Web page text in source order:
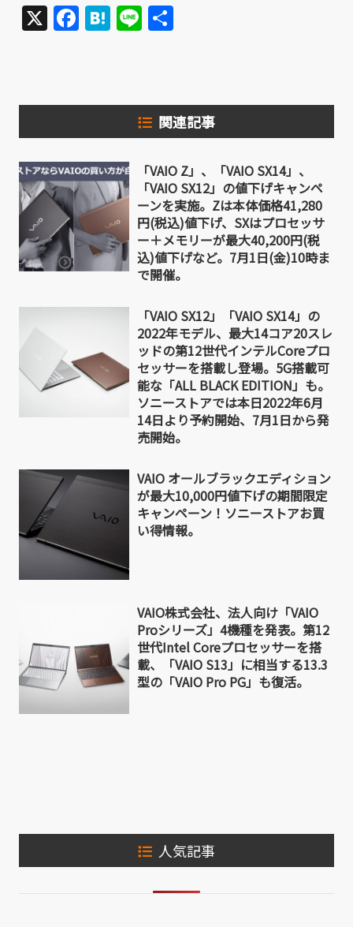
X Facebook
Hatena
Line
関連記事
「VAIO Z」、「VAIO SX14」、
「VAIO SX12」の値下げキャンペ
ーンを実施。Zは本体価格41,280
円(税込)値下げ、SXはプロセッサ
ー＋メモリーが最大40,200円(税
込)値下げなど。7月1日(金)10時ま
で開催。
「VAIO SX12」「VAIO SX14」の
2022年モデル、最大14コア20スレ
ッドの第12世代インテルCoreプロ
セッサーを搭載し登場。5G搭載可
能な「ALL BLACK EDITION」も。
ソニーストアでは本日2022年6月
14日より予約開始、7月1日から発
売開始。
VAIO オールブラックエディション
が最大10,000円値下げの期間限定
キャンペーン！ソニーストアお買
い得情報。
VAIO株式会社、法人向け「VAIO
Proシリーズ」4機種を発表。第12
世代Intel Coreプロセッサーを搭
載、「VAIO S13」に相当する13.3
型の「VAIO Pro PG」も復活。
人気記事